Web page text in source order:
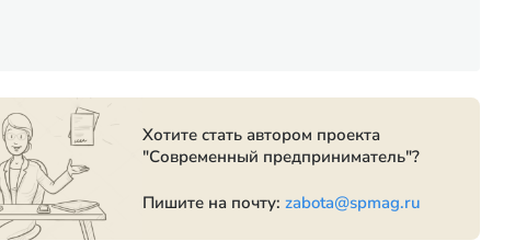
Хотите стать автором проекта
"Современный предприниматель"?
Пишите на почту:zabota@spmag.ru